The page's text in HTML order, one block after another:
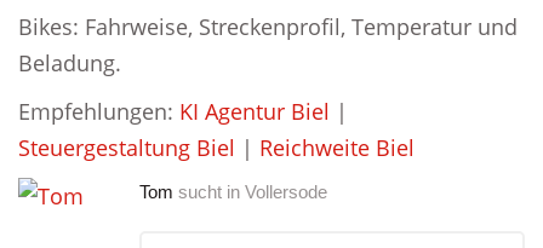
Bikes: Fahrweise, Streckenprofil, Temperatur und
Beladung.
Empfehlungen: KI Agentur Biel |
Steuergestaltung Biel | Reichweite Biel
Tom sucht in Vollersode